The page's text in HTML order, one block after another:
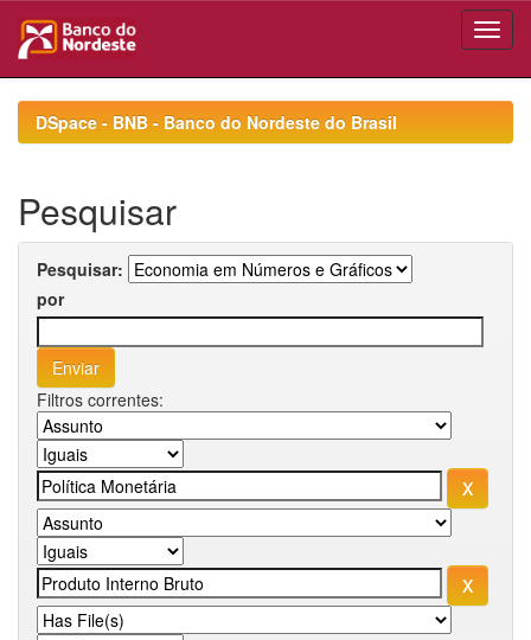
navigationDSpace - BNB - Banco do Nordeste do Brasil
Pesquisar
Pesquisar:
por
Filtros correntes: